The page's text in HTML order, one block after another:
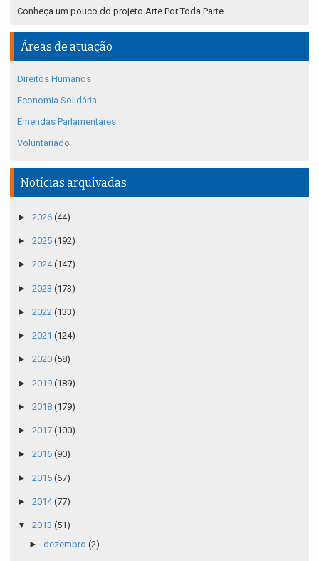
Conheça um pouco do projeto Arte Por Toda Parte
Áreas de atuação
Direitos Humanos
Economia Solidária
Emendas Parlamentares
Voluntariado
Notícias arquivadas
► 2026 (44)
► 2025 (192)
► 2024(147)
► 2023 (173)
► 2022 (133)
► 2021 (124)
► 2020 (58)
► 2019 (189)
► 2018 (179)
► 2017 (100)
► 2016 (90)
► 2015 (67)
► 2014(77)
▼ 2013 (51)
► dezembro (2)